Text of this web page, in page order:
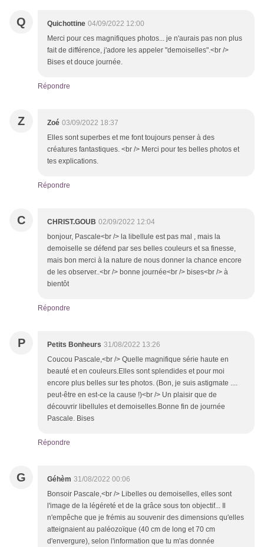
Q Quichottine 04/09/2022 12:00
Merci pour ces magnifiques photos... je n'aurais pas non plus
fait de différence, j'adore les appeler "demoiselles".<br />
Bises et douce journée.
Répondre
Z Zoé 03/09/2022 18:37
Elles sont superbes et me font toujours penser à des
créatures fantastiques. <br /> Merci pour tes belles photos et
tes explications.
Répondre
C CHRIST.GOUB 02/09/2022 12:04
bonjour, Pascale<br /> la libellule est pas mal , mais la
demoiselle se défend par ses belles couleurs et sa finesse,
mais bon merci à la nature de nous donner la chance encore
de les observer..<br /> bonne journée<br /> bises<br /> à
bientôt
Répondre
P Petits Bonheurs 31/08/2022 13:26
Coucou Pascale,<br /> Quelle magnifique série haute en
beauté et en couleurs.Elles sont splendides et pour moi
encore plus belles sur tes photos. (Bon, je suis astigmate ....
peut-être en est-ce la cause !)<br /> Un plaisir que de
découvrir libellules et demoiselles.Bonne fin de journée
Pascale. Bises
Répondre
G Géhèm 31/08/2022 00:06
Bonsoir Pascale,<br /> Libelles ou demoiselles, elles sont
l'image de la légéreté et de la grâce sous ton objectif... Il
n'empêche que je frémis au souvenir des dimensions qu'elles
atteignaient au paléozoïque (40 cm de long et 70 cm
d'envergure), selon l'information que tu m'as donnée